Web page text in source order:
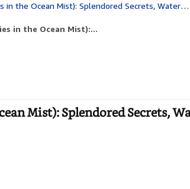
Mist): Splendored Secrets, Water Colors, and Angel Wings
in the Ocean Mist):...
Mist): Splendored Secrets,